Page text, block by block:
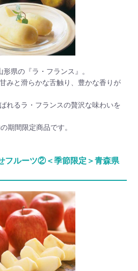
県の『ラ・フランス』。
みと滑らかな舌触り、豊かな香りが
れるラ・フランスの贅沢な味わいを
期間限定商品です。
フルーツ②＜季節限定＞青森県